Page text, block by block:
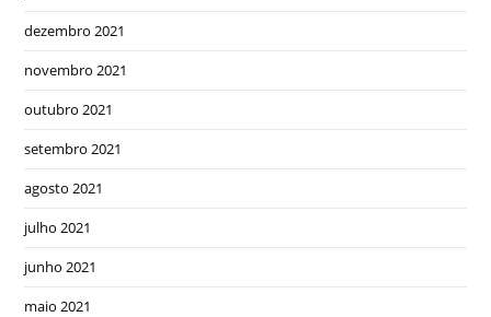
dezembro 2021
novembro 2021
outubro 2021
setembro 2021
agosto 2021
julho 2021
junho 2021
maio 2021